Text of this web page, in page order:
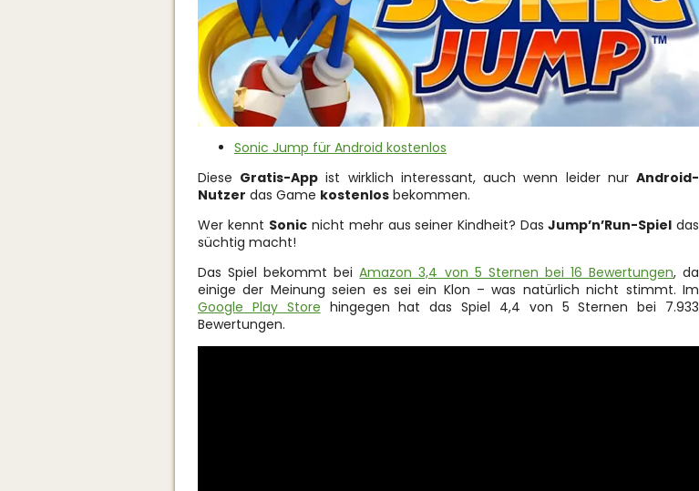
Sonic Jump für Android kostenlos
Diese Gratis-App ist wirklich interessant, auch wenn leider nurAndroid-
Nutzer das Game kostenlos bekommen.
Wer kennt Sonicnicht mehr aus seiner Kindheit? Das Jump’n’Run-Spiel das
süchtig macht!
Das Spiel bekommt beiAmazon 3,4 von 5 Sternen bei 16 Bewertungen, da
einige der Meinung seien es sei ein Klon – was natürlich nicht stimmt. Im
Google Play Store hingegen hat das Spiel 4,4 von 5 Sternen bei 7.933
Bewertungen.